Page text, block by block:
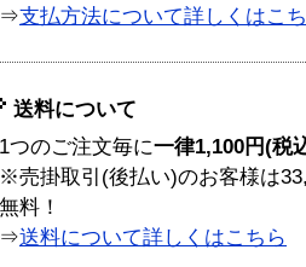
⇒支払方法について詳しくはこ
送料について
1つのご注文毎に一律1,100円(税
※売掛取引(後払い)のお客様は
無料！
⇒送料について詳しくはこちら